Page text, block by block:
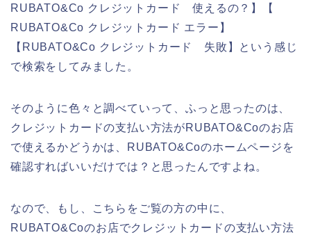
RUBATO&Co クレジットカード 使えるの？】【
RUBATO&Co クレジットカード エラー】
【RUBATO&Co クレジットカード 失敗】という感じ
で検索をしてみました。
そのように色々と調べていって、ふっと思ったのは、
クレジットカードの支払い方法がRUBATO&Coのお店
で使えるかどうかは、RUBATO&Coのホームページを
確認すればいいだけでは？と思ったんですよね。
なので、もし、こちらをご覧の方の中に、
RUBATO&Coのお店でクレジットカードの支払い方法